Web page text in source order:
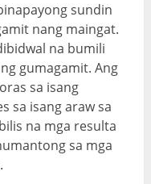
sundin
nang maingat.
na bumili
gumagamit. Ang
sa isang
sa isang araw sa
na mga resulta
sa mga